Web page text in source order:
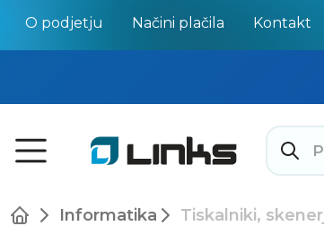
O podjetju Načini plačila Kontakt
Informatika Tiskalniki,